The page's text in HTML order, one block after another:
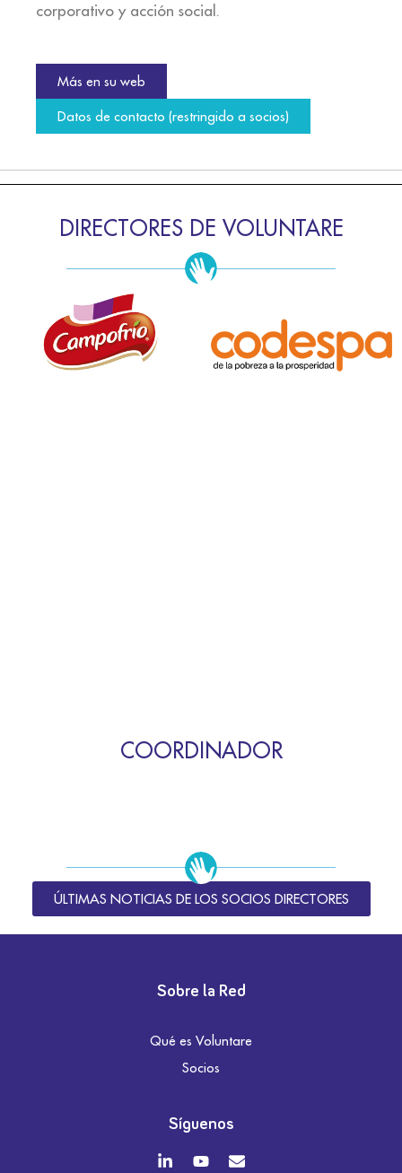
corporativo y acción social.
Más en su web
Datos de contacto (restringido a socios)
DIRECTORES DE VOLUNTARE
COORDINADOR
ÚLTIMAS NOTICIAS DE LOS SOCIOS DIRECTORES
Sobre la Red
Qué es Voluntare
Socios
Síguenos